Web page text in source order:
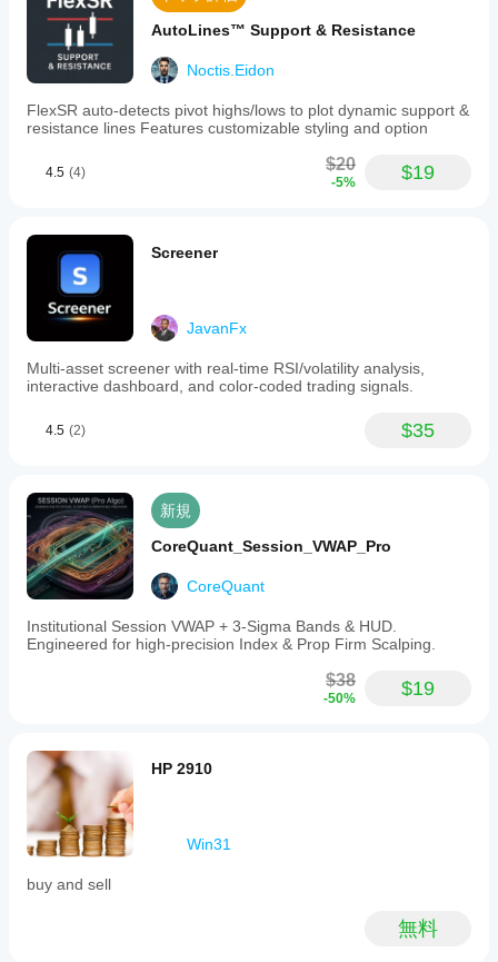
AutoLines™ Support & Resistance
Noctis.Eidon
FlexSR auto‑detects pivot highs/lows to plot dynamic support &
resistance lines Features customizable styling and option
4.5 (4) $20
-5% $19
Screener
JavanFx
Multi-asset screener with real-time RSI/volatility analysis,
interactive dashboard, and color-coded trading signals.
4.5 (2) $35
新規
CoreQuant_Session_VWAP_Pro
CoreQuant
Institutional Session VWAP + 3-Sigma Bands & HUD.
Engineered for high-precision Index & Prop Firm Scalping.
$38
-50% $19
HP 2910
Win31
buy and sell
無料